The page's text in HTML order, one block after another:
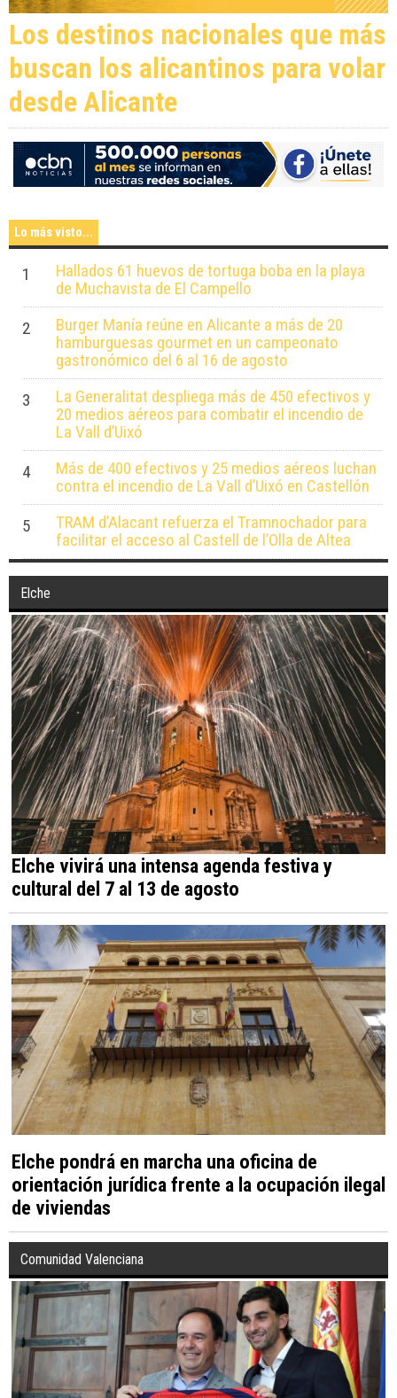
Los destinos nacionales que más
buscan los alicantinos para volar
desde Alicante
Lo más visto...
1
Hallados 61 huevos de tortuga boba en la playa
de Muchavista de El Campello
2
Burger Manía reúne en Alicante a más de 20
hamburguesas gourmet en un campeonato
gastronómico del 6 al 16 de agosto
3
La Generalitat despliega más de 450 efectivos y
20 medios aéreos para combatir el incendio de
La Vall d’Uixó
4
Más de 400 efectivos y 25 medios aéreos luchan
contra el incendio de La Vall d’Uixó en Castellón
5
TRAM d’Alacant refuerza el Tramnochador para
facilitar el acceso al Castell de l’Olla de Altea
Elche
Elche vivirá una intensa agenda festiva y
cultural del 7 al 13 de agosto
Elche pondrá en marcha una oficina de
orientación jurídica frente a la ocupación ilegal
de viviendas
Comunidad Valenciana